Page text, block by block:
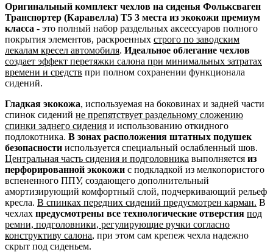
Оригинальный комплект чехлов на сиденья Фольксваген
Транспортер (Каравелла) Т5 3 места из экокожи премиум
класса - это полный набор раздельных аксессуаров полного
покрытия элементов, раскроенных строго по заводским
лекалам кресел автомобиля. Идеальное облегание чехлов
создает эффект перетяжки салона при минимальных затратах
времени и средств при полном сохранении функционала
сидений.
Гладкая экокожа, используемая на боковинах и задней части
спинок сидений не препятствует раздельному сложению
спинки заднего сидения и использованию откидного
подлокотника. В зонах расположения штатных подушек
безопасности используется специальный ослабленный шов.
Центральная часть сидения и подголовника выполняется из
перфорированной экокожи с подкладкой из мелкопористого
вспененного ППУ, создающего дополнительный
амортизирующий комфортный слой, подчеркивающий рельеф
кресла. В спинках передних сидений предусмотрен карман. В
чехлах предусмотрены все технологические отверстия под
ремни, подголовники, регулирующие ручки согласно
конструктиву салона, при этом сам крепеж чехла надежно
скрыт под сиденьем.